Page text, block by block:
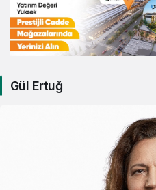
Gül Ertuğ